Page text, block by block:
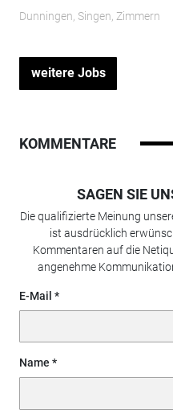
Dunningen, Singen, Zimmern
weitere Jobs
KOMMENTARE
SAGEN SIE
Die qualifizierte Meinung
ist ausdrücklich
Kommentaren auf die
angenehme
E-Mail
Name